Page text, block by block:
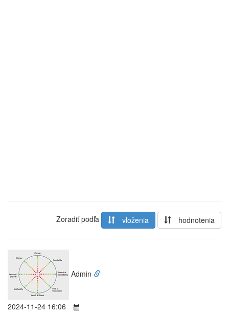
Zoradiť podľa vloženia hodnotenia
Admin
2024-11-24 16:06